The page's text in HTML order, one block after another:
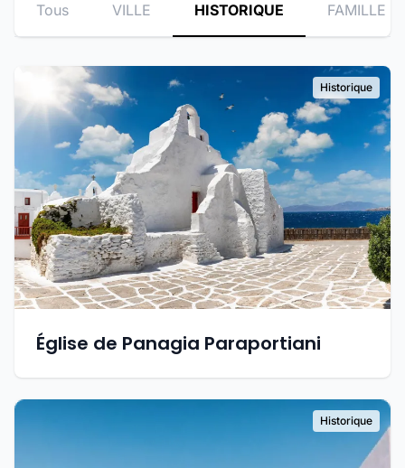
Tous VILLE HISTORIQUE FAMILLE
Historique
Église de Panagia Paraportiani
Historique